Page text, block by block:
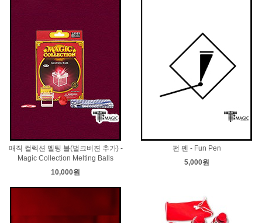
매직 컬렉션 멜팅 볼(벌크버젼 추가) -
Magic Collection Melting Balls
10,000원
펀 펜 - Fun Pen
5,000원